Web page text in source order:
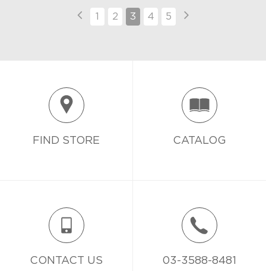
1 2 3 4 5
FIND STORE CATALOG
CONTACT US 03-3588-8481